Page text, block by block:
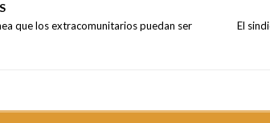
que los extracomunitarios puedan ser
El